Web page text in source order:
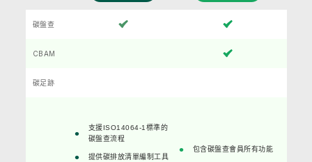
碳盤查
CBAM
碳足跡
支援ISO14064-1標準的
碳盤查流程
提供碳排放清單編制工具
包含碳盤查會員所有功能